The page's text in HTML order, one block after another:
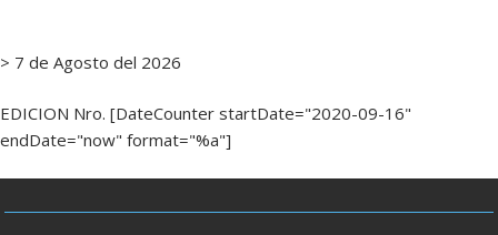
> 7 de Agosto del 2026
EDICION Nro. [DateCounter startDate="2020-09-16"
endDate="now" format="%a"]